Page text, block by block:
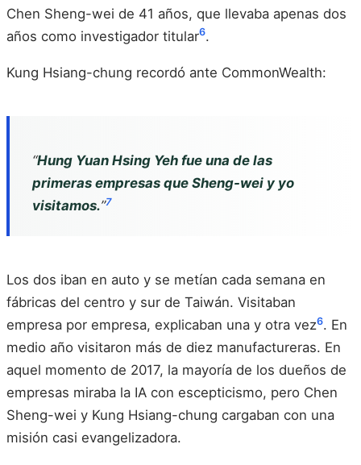
Chen Sheng-wei de 41 años, que llevaba apenas dos
años como investigador titular6.
Kung Hsiang-chung recordó ante CommonWealth:
“Hung Yuan Hsing Yeh fue una de las
primeras empresas que Sheng-wei y yo
visitamos.”7
Los dos iban en auto y se metían cada semana en
fábricas del centro y sur de Taiwán. Visitaban
empresa por empresa, explicaban una y otra vez6. En
medio año visitaron más de diez manufactureras. En
aquel momento de 2017, la mayoría de los dueños de
empresas miraba la IA con escepticismo, pero Chen
Sheng-wei y Kung Hsiang-chung cargaban con una
misión casi evangelizadora.